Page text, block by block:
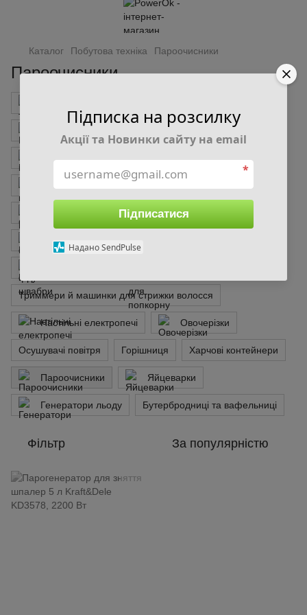
Каталог Побутова техніка Пароочисники
Пароочисники
Вакууматори та комплектуюючі Блендери
Електрочайники Міксери
Кухонні комбайни та м'ясорубки
Сушки для овочів та фруктів
Пилососи
Триммери й машинки для стрижки волосся
Настільні електропечі Овочерізки
Осушувачі повітря Горішниця Харчові контейнери
Пароочисники Яйцеварки
Генератори льоду Бутербродниці та вафельниці
Фільтр За популярністю
Підписка на розсилку
Акції та Новинки сайту на email
*
Підписатися
Надано SendPulse